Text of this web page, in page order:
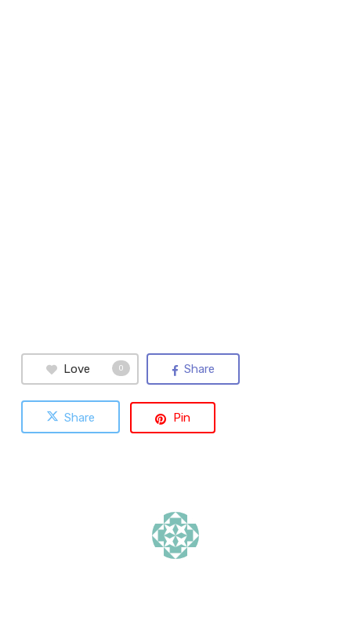
Love 0 Share
Share Pin